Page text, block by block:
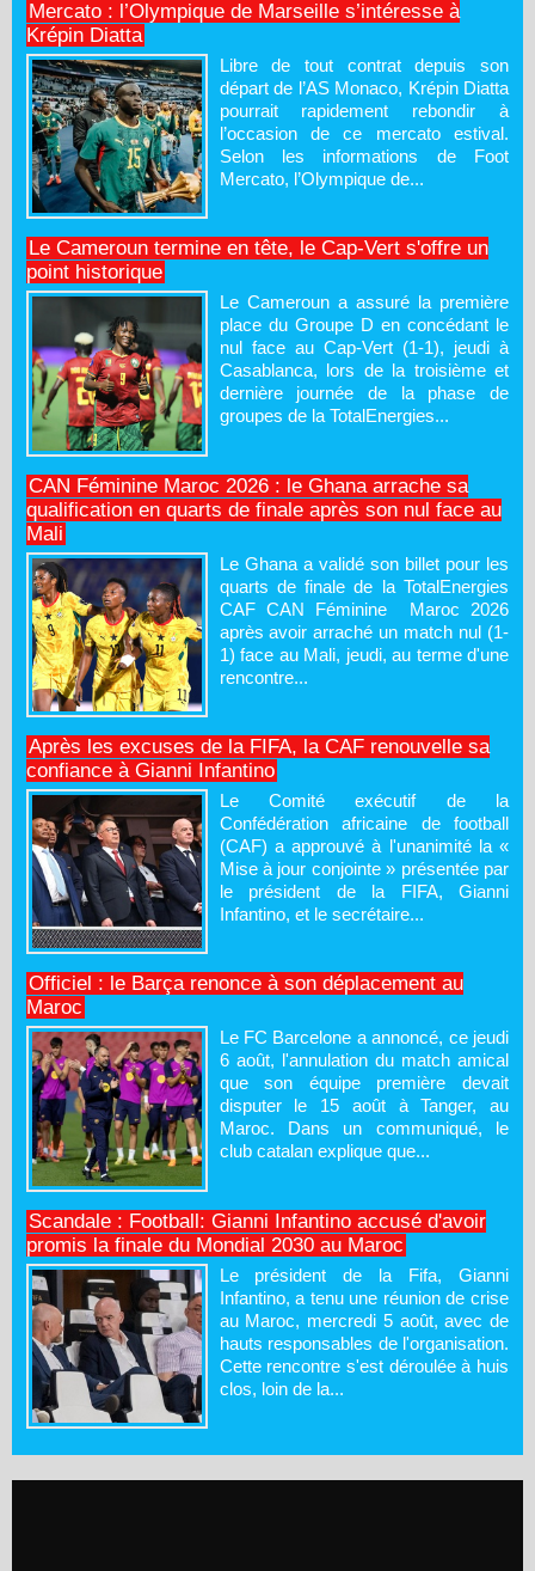
Mercato : l’Olympique de Marseille s’intéresse à
Krépin Diatta
Libre de tout contrat depuis son
départ de l’AS Monaco, Krépin Diatta
pourrait rapidement rebondir à
l’occasion de ce mercato estival.
Selon les informations de Foot
Mercato, l’Olympique de...
Le Cameroun termine en tête, le Cap-Vert s'offre un
point historique
Le Cameroun a assuré la première
place du Groupe D en concédant le
nul face au Cap-Vert (1-1), jeudi à
Casablanca, lors de la troisième et
dernière journée de la phase de
groupes de la TotalEnergies...
CAN Féminine Maroc 2026 : le Ghana arrache sa
qualification en quarts de finale après son nul face au
Mali
Le Ghana a validé son billet pour les
quarts de finale de la TotalEnergies
CAF CAN Féminine Maroc 2026
après avoir arraché un match nul (1-
1) face au Mali, jeudi, au terme d'une
rencontre...
Après les excuses de la FIFA, la CAF renouvelle sa
confiance à Gianni Infantino
Le Comité exécutif de la
Confédération africaine de football
(CAF) a approuvé à l'unanimité la «
Mise à jour conjointe » présentée par
le président de la FIFA, Gianni
Infantino, et le secrétaire...
Officiel : le Barça renonce à son déplacement au
Maroc
Le FC Barcelone a annoncé, ce jeudi
6 août, l'annulation du match amical
que son équipe première devait
disputer le 15 août à Tanger, au
Maroc. Dans un communiqué, le
club catalan explique que...
Scandale : Football: Gianni Infantino accusé d'avoir
promis la finale du Mondial 2030 au Maroc
Le président de la Fifa, Gianni
Infantino, a tenu une réunion de crise
au Maroc, mercredi 5 août, avec de
hauts responsables de l'organisation.
Cette rencontre s'est déroulée à huis
clos, loin de la...